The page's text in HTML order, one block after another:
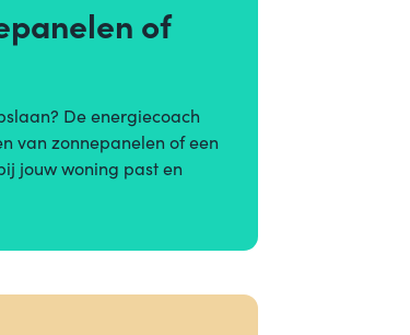
of
De energiecoach
van zonnepanelen of een
jouw woning past en